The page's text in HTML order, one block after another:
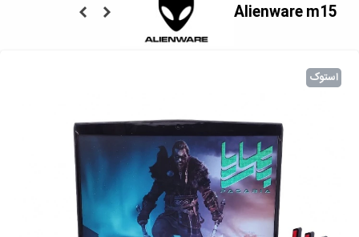
Alienware m15
استوک